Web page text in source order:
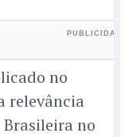
no
relevância
no